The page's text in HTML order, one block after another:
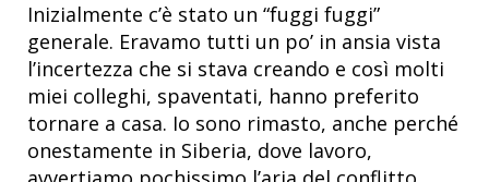
Inizialmente c’è stato un “fuggi fuggi”
generale. Eravamo tutti un po’ in ansia vista
l’incertezza che si stava creando e così molti
miei colleghi, spaventati, hanno preferito
tornare a casa. Io sono rimasto, anche perché
onestamente in Siberia, dove lavoro,